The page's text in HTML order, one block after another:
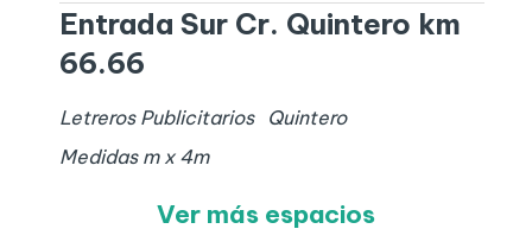
Entrada Sur Cr. Quintero km
66.66
Letreros Publicitarios
Quintero
Medidas m x 4m
Ver más espacios